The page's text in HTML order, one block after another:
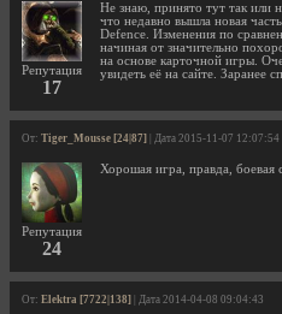
Репутация
17
Не знаю, принято тут так или
что недавно вышла новая
Defence. Изменения по
начиная от значительно
на основе карточной игры.
увидеть её на сайте. Заранее
От: Tiger_Mousse [24|87] | Дата 2015-11-07 12:07:54
Репутация
24
Хорошая игра, правда, боевая
От: Elektra [7722|138] | Дата 2014-04-08 09:04:43